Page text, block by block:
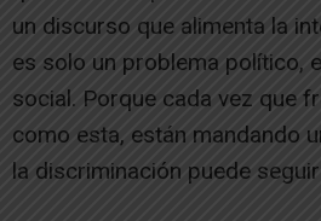
un discurso que alimenta la
es solo un problema político,
social. Porque cada vez que
como esta, están mandando
la discriminación puede